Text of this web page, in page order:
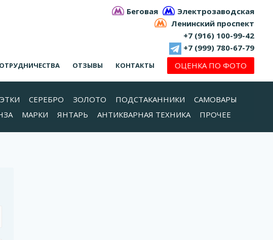
Беговая
Электрозаводская
Ленинский проспект
+7 (916) 100-99-42
+7 (999) 780-67-79
ОТЗЫВЫ КОНТАКТЫ ОЦЕНКА ПО ФОТО
СЕРЕБРО ЗОЛОТО ПОДСТАКАННИКИ
САМОВАРЫ
МАРКИ ЯНТАРЬ АНТИКВАРНАЯ ТЕХНИКА ПРОЧЕЕ